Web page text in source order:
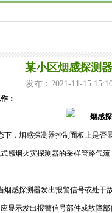
某小区烟感探测
发布：2021-11-15
：
烟感探测器控制面板上是否显
感烟火灾探测器的采样管路气
感探测器发出报警信号或处于
显示发出报警信号部件或故障部